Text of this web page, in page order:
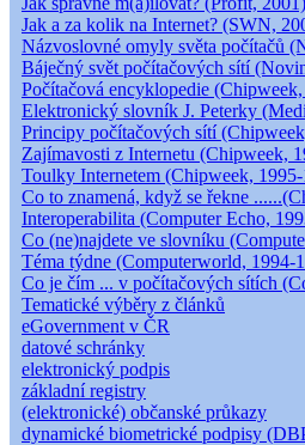
Jak a za kolik na Internet? (SWN,
Názvoslovné omyly světa počítačů
Báječný svět počítačových sítí
Počítačová encyklopedie
Elektronický slovník J. Peterky
Principy počítačových sítí
Zajímavosti z Internetu (Chipweek,
Toulky Internetem (Chipweek,
Co to znamená, když se řekne
Interoperabilita (Computer Echo,
Co (ne)najdete ve slovníku
Téma týdne (Computerworld, 1994-
Co je čím ... v počítačových sítích
Tematické výběry z článků
eGovernment v ČR
datové schránky
elektronický podpis
základní registry
(elektronické) občanské průkazy
dynamické biometrické podpisy